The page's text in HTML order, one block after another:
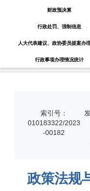
财政预决算
行政处罚、强制信息
人大代表建议、政协委员提案办
行政事项办理情况统计
索引号：
010183322/2023
-00182
政策法规